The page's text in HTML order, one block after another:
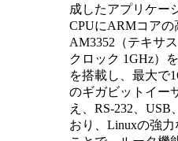
成したアプリケー
CPUにARMコアの
AM3352（テキサ
クロック 1GHz）
を搭載し、最大で
のギガビットイー
え、RS-232、
おり、Linuxの強